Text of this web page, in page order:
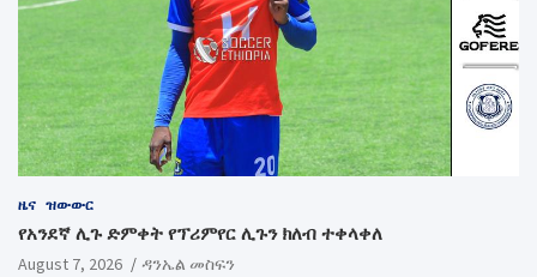
ዜና ዝውውር
የአንደኛ ሊጉ ድምቀት የፕሪምየር ሊጉን ክለብ ተቀላቀለ
August 7, 2026 ዳንኤል መስፍን